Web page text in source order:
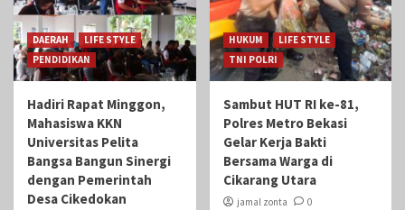
DAERAH
LIFE STYLE
PENDIDIKAN
Hadiri Rapat Minggon,
Mahasiswa KKN
Universitas Pelita
Bangsa Bangun Sinergi
dengan Pemerintah
Desa Cikedokan
HUKUM
LIFE STYLE
TNI POLRI
Sambut HUT RI ke-81,
Polres Metro Bekasi
Gelar Kerja Bakti
Bersama Warga di
Cikarang Utara
jamal zonta 0